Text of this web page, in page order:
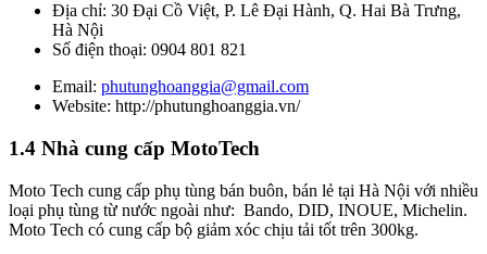
Địa chỉ: 30 Đại Cồ Việt, P. Lê Đại Hành, Q. Hai Bà Trưng,
Hà Nội
Số điện thoại: 0904 801 821
Email: phutunghoanggia@gmail.com
Website: http://phutunghoanggia.vn/
1.4 Nhà cung cấp MotoTech
Moto Tech cung cấp phụ tùng bán buôn, bán lẻ tại Hà Nội với nhiều
loại phụ tùng từ nước ngoài như: Bando, DID, INOUE, Michelin.
Moto Tech có cung cấp bộ giảm xóc chịu tải tốt trên 300kg.